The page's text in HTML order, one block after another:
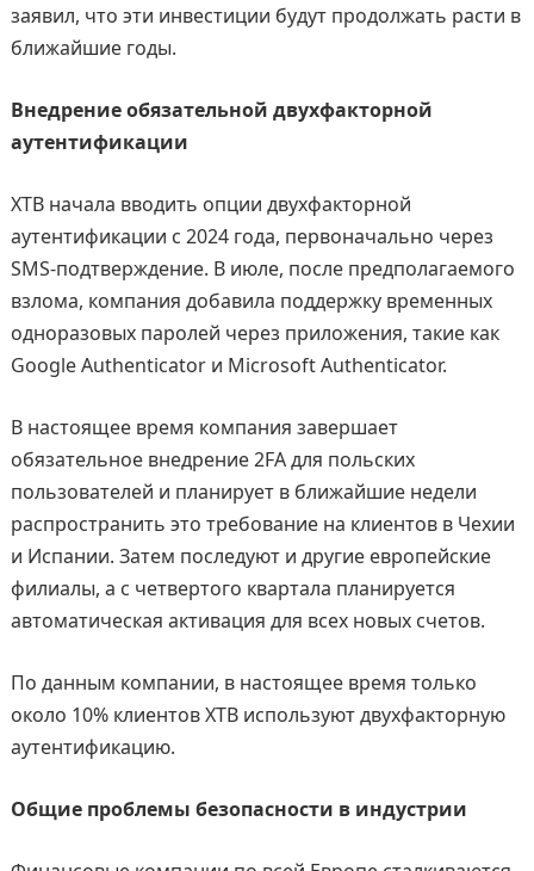
заявил, что эти инвестиции будут продолжать расти в
ближайшие годы.
Внедрение обязательной двухфакторной
аутентификации
XTB начала вводить опции двухфакторной
аутентификации с 2024 года, первоначально через
SMS-подтверждение. В июле, после предполагаемого
взлома, компания добавила поддержку временных
одноразовых паролей через приложения, такие как
Google Authenticator и Microsoft Authenticator.
В настоящее время компания завершает
обязательное внедрение 2FA для польских
пользователей и планирует в ближайшие недели
распространить это требование на клиентов в Чехии
и Испании. Затем последуют и другие европейские
филиалы, а с четвертого квартала планируется
автоматическая активация для всех новых счетов.
По данным компании, в настоящее время только
около 10% клиентов XTB используют двухфакторную
аутентификацию.
Общие проблемы безопасности в индустрии